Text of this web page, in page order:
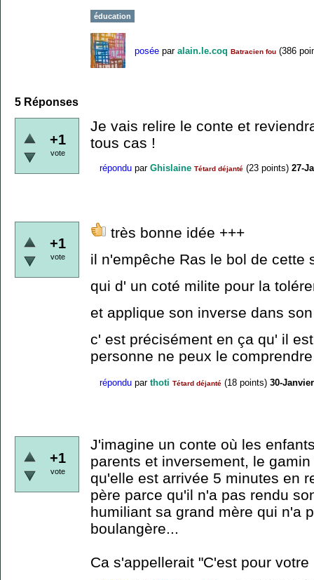
éducation
posée par alain.le.coq Batracien fou (386
5 Réponses
+1
vote
Je vais relire le conte et
tous cas !
répondu par Ghislaine Tétard déjanté (23 points) 27-
+1
vote
très bonne idée +++
il n'empêche Ras le bol de
qui d' un coté milite pour la
et applique son inverse dans
c' est précisément en ça qu' il
personne ne peux le
répondu par thoti Tétard déjanté (18 points) 30-
+1
vote
J'imagine un conte où les
parents et inversement, le
qu'elle est arrivée 5 minutes en
père parce qu'il n'a pas rendu
humiliant sa grand mère qui n'a
boulangère...
Ca s'appellerait "C'est pour votre